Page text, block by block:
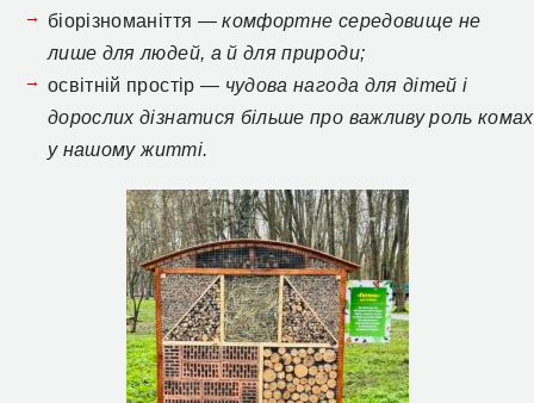
біорізноманіття —комфортне середовище не
лише для людей, а й для природи;
освітній простір — чудова нагода для дітей і
дорослих дізнатися більше про важливу роль комах
у нашому житті.